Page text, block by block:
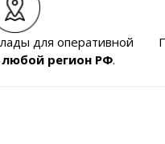
для оперативной
регион РФ.